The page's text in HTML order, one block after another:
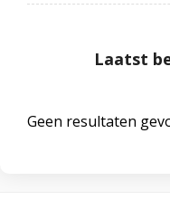
Laatst
Geen resultaten